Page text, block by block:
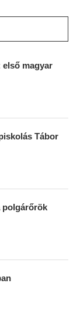
első magyar
Tábor
polgárőrök